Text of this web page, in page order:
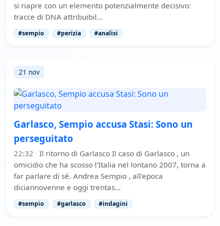
si riapre con un elemento potenzialmente decisivo:
tracce di DNA attribuibil…
#sempio #perizia #analisi
21 nov
Garlasco, Sempio accusa Stasi: Sono un
perseguitato
22:32 · Il ritorno di Garlasco Il caso di Garlasco , un
omicidio che ha scosso l'Italia nel lontano 2007, torna a
far parlare di sé. Andrea Sempio , all'epoca
diciannovenne e oggi trentas…
#sempio #garlasco #indagini